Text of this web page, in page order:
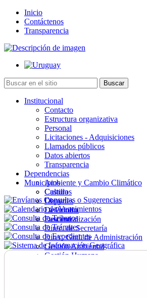
Inicio
Contáctenos
Transparencia
Institucional
Contacto
Estructura organizativa
Personal
Licitaciones - Adquisiciones
Llamados públicos
Datos abiertos
Transparencia
Dependencias
Ambiente y Cambio Climático
Cultura
Deportes
Desarrollo
Descentralización
Direc. de Secretaría
Direc. Gral. de Administración
Gestión Ambiental
Gestión Humana
Municipios
Castillos
Chuy
La Paloma
Lascano